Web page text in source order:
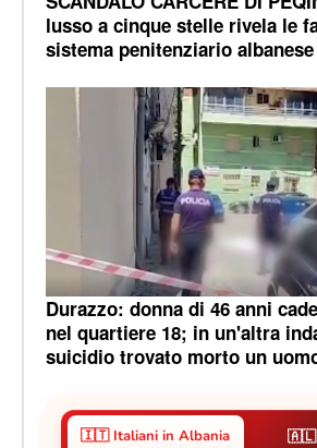
lusso a cinque stelle rivela le
sistema penitenziario albanese
Durazzo: donna di 46 anni
nel quartiere 18; in un'altra
suicidio trovato morto un
🇮🇹 Italiani in Albania 🇦🇱